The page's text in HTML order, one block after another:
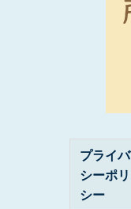
プライバ
シーポリ
シー